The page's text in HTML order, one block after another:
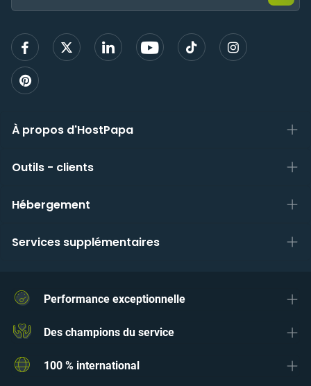
mail
À propos d'HostPapa
Outils - clients
Hébergement
Services supplémentaires
Performance exceptionnelle
Des champions du service
100 % international